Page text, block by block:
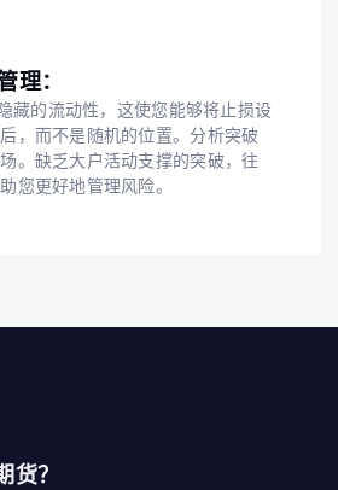
理：
藏的流动性，这使您能够将止损设
，而不是随机的位置。分析突破
。缺乏大户活动支撑的突破，往
您更好地管理风险。
货？